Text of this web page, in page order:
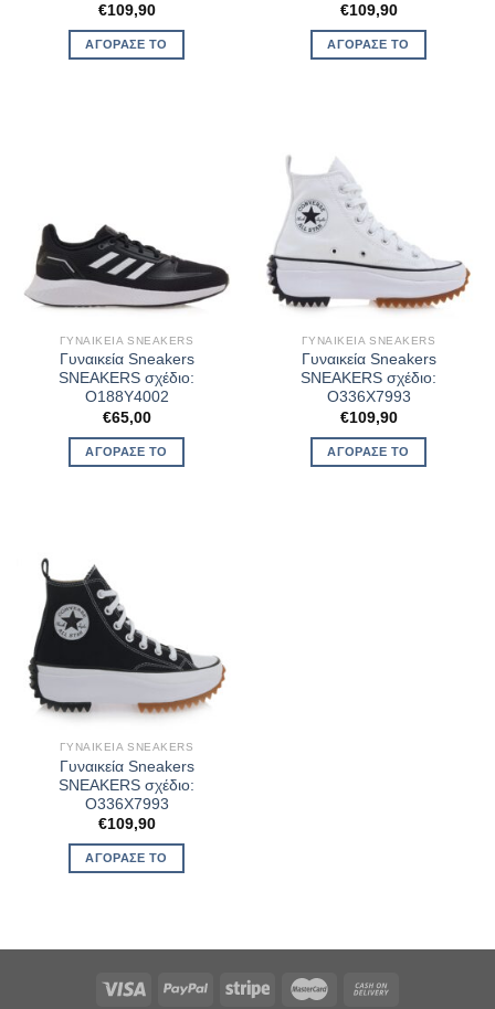
€109,90
ΑΓΌΡΑΣΈ ΤΟ
€109,90
ΑΓΌΡΑΣΈ ΤΟ
ΓΥΝΑΙΚΕΊΑ SNEAKERS
Γυναικεία Sneakers
SNEAKERS σχέδιο:
O188Y4002
€65,00
ΑΓΌΡΑΣΈ ΤΟ
ΓΥΝΑΙΚΕΊΑ SNEAKERS
Γυναικεία Sneakers
SNEAKERS σχέδιο:
O336X7993
€109,90
ΑΓΌΡΑΣΈ ΤΟ
ΓΥΝΑΙΚΕΊΑ SNEAKERS
Γυναικεία Sneakers
SNEAKERS σχέδιο:
O336X7993
€109,90
ΑΓΌΡΑΣΈ ΤΟ